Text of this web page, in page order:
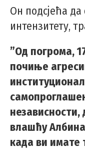
Он подсјећа да
интензитету,
”Oд погрома,
почиње
влашћу
када ви имате